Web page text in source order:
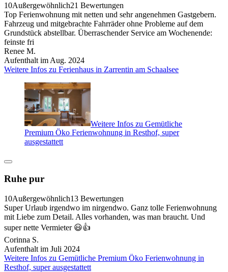
10Außergewöhnlich21 Bewertungen
Top Ferienwohnung mit netten und sehr angenehmen Gastgebern.
Fahrzeug und mitgebrachte Fahrräder ohne Probleme auf dem
Grundstück abstellbar. Überraschender Service am Wochenende:
feinste fri
Renee M.
Aufenthalt im Aug. 2024
Weitere Infos zu Ferienhaus in Zarrentin am Schaalsee
Weitere Infos zu Gemütliche
Premium Öko Ferienwohnung in Resthof, super
ausgestattett
Ruhe pur
10Außergewöhnlich13 Bewertungen
Super Urlaub irgendwo im nirgendwo. Ganz tolle Ferienwohnung
mit Liebe zum Detail. Alles vorhanden, was man braucht. Und
super nette Vermieter 😃👍
Corinna S.
Aufenthalt im Juli 2024
Weitere Infos zu Gemütliche Premium Öko Ferienwohnung in
Resthof, super ausgestattett